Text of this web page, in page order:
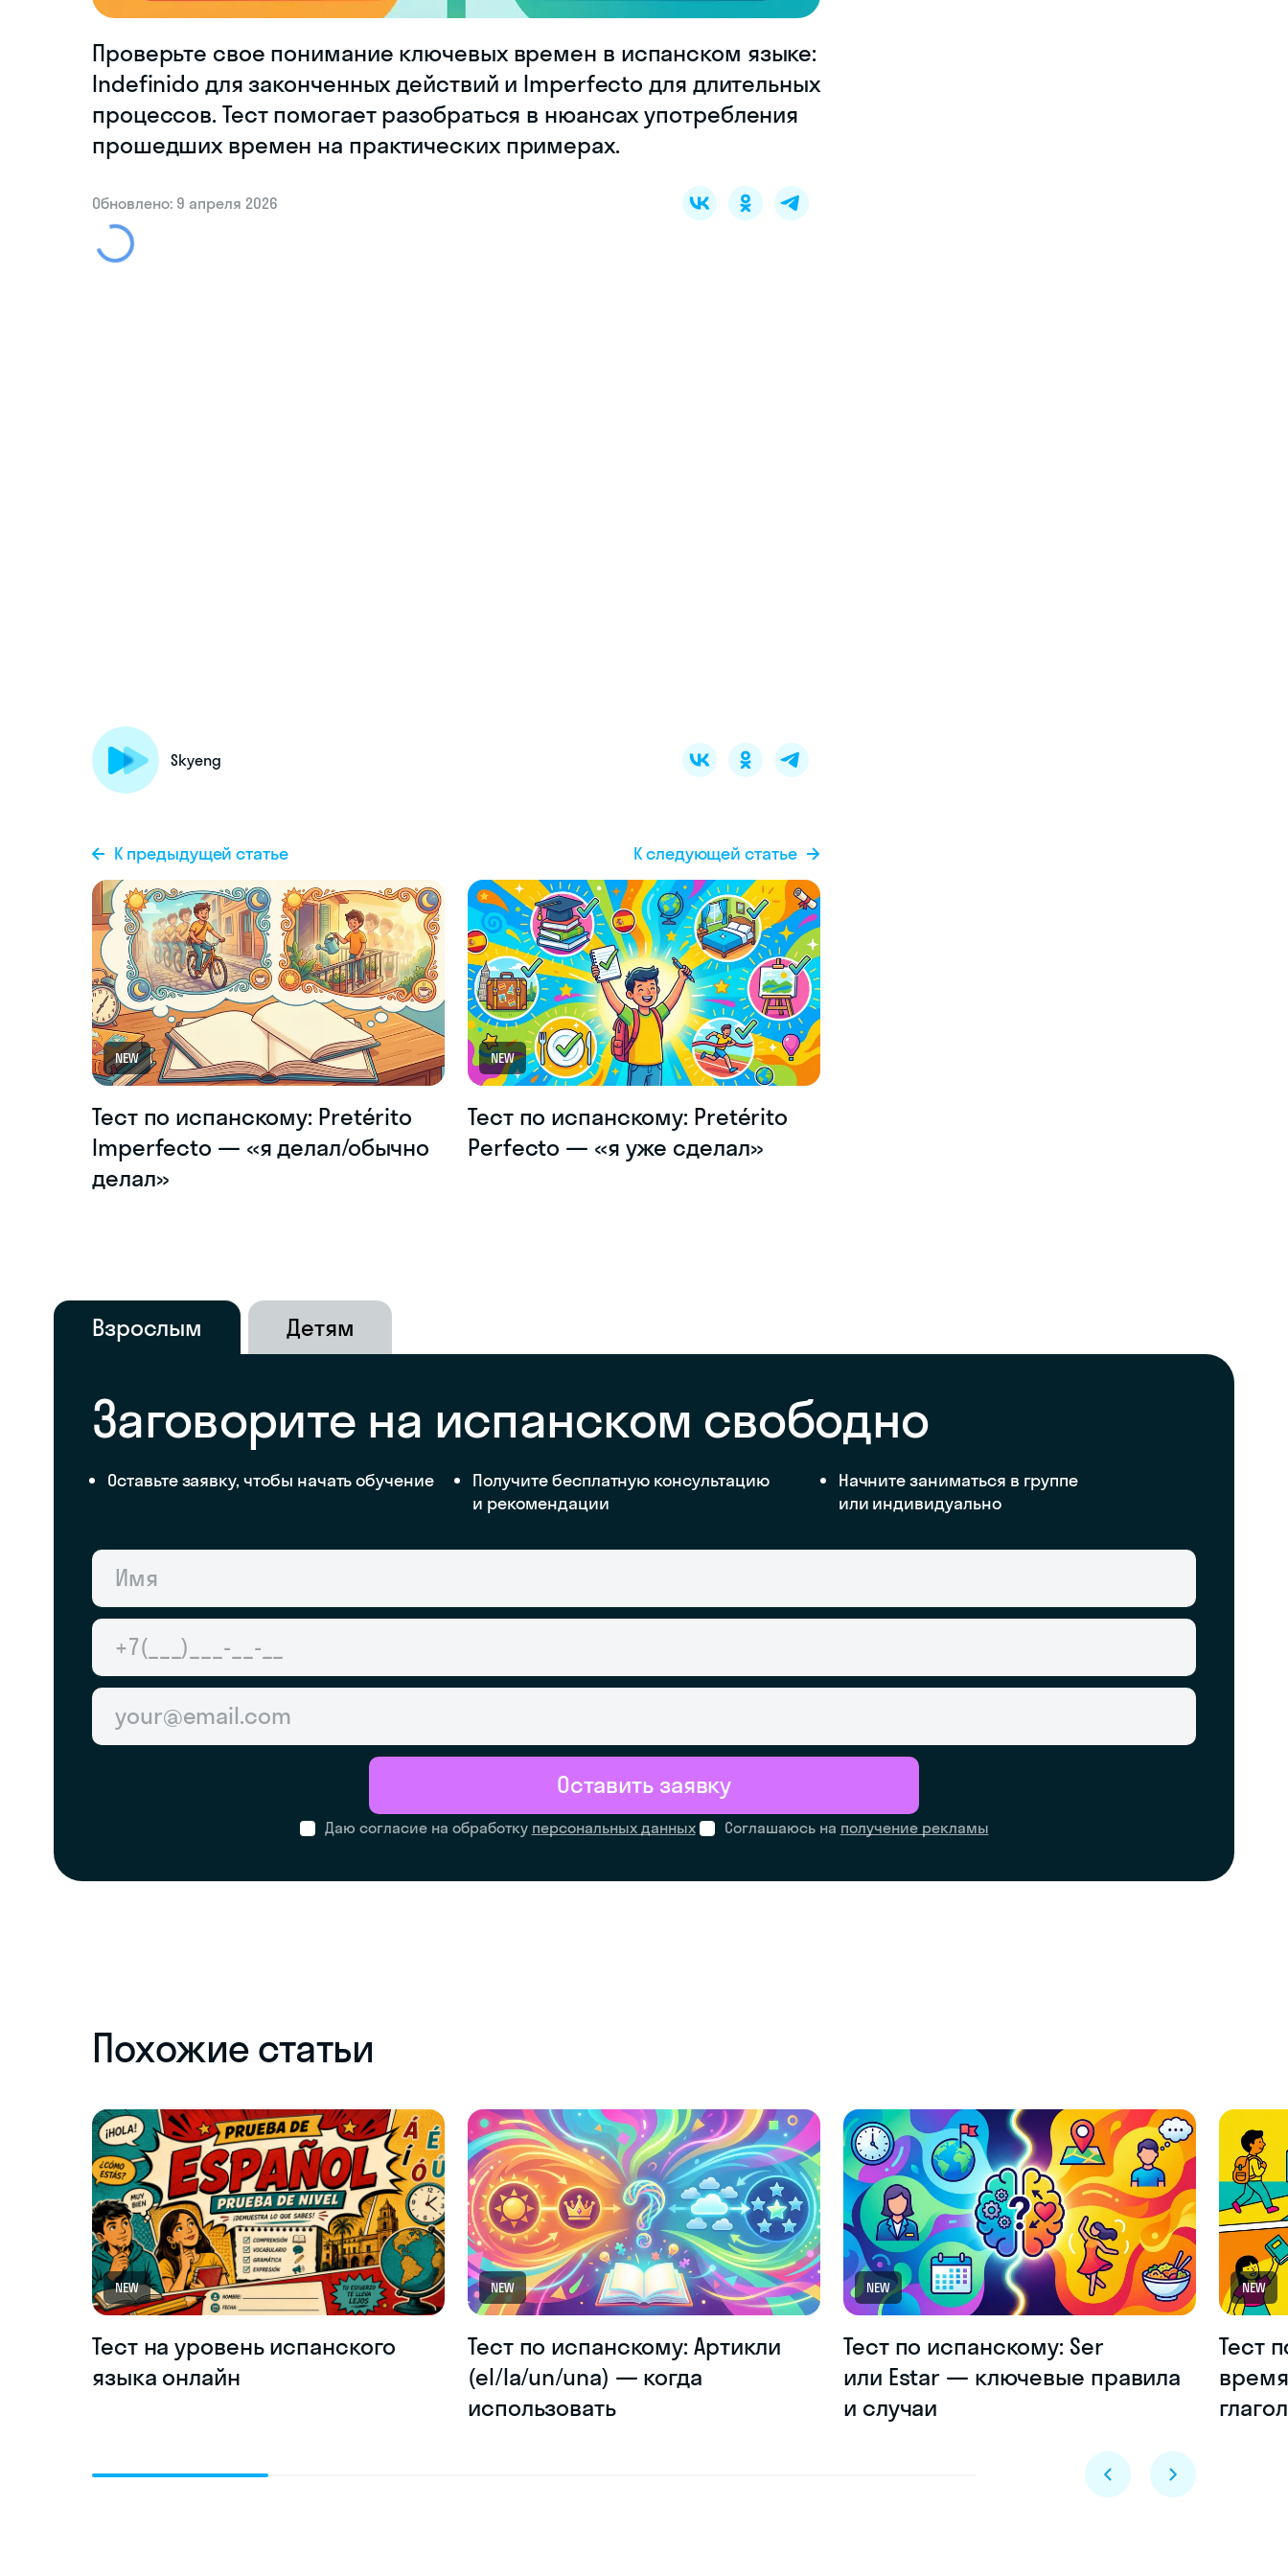
Проверьте свое понимание ключевых времен в испанском языке:
Indefinido для законченных действий и Imperfecto для длительных
процессов. Тест помогает разобраться в нюансах употребления
прошедших времен на практических примерах.
Обновлено: 9 апреля 2026
Skyeng
К предыдущей статье
NEW
Тест по испанскому: Pretérito
Imperfecto — «я делал/обычно
делал»
К следующей статье
NEW
Тест по испанскому: Pretérito
Perfecto — «я уже сделал»
Взрослым Детям
Заговорите на испанском свободно
Оставьте заявку, чтобы начать обучение
Получите бесплатную консультацию
и рекомендации
Начните заниматься в группе
или индивидуально
Даю согласие на обработку персональных данных Соглашаюсь на получение рекламы
Оставить заявку
Похожие статьи
NEW
Тест на уровень испанского
языка онлайн
NEW
Тест по испанскому: Артикли
(el/la/un/una) — когда
использовать
NEW
Тест по испанскому: Ser
или Estar — ключевые правила
и случаи
NEW
Тест